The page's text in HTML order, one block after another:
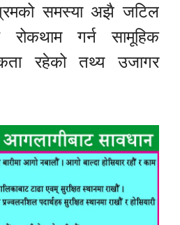
समस्या अझै जटिल
गर्न सामूहिक
रहेको तथ्य उजागर